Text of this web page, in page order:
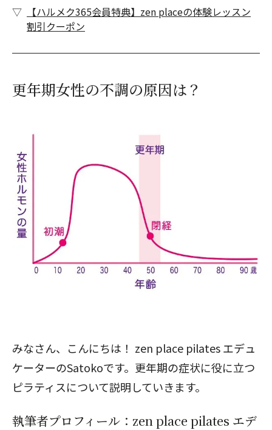
【ハルメク365会員特典】zen placeの体験レッスン
割引クーポン
更年期女性の不調の原因は？
みなさん、こんにちは！ zen place pilatesエデュ
ケーターのSatokoです。更年期の症状に役に立つ
ピラティスについて説明していきます。
執筆者プロフィール：zen place pilates エデ